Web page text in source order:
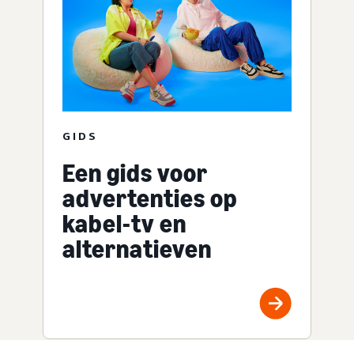
GIDS
Een gids voor
advertenties op
kabel-tv en
alternatieven